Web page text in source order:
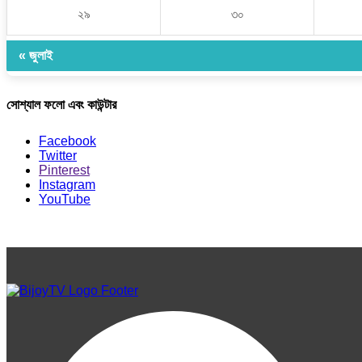
২৯ ৩০
« জুলাই
সোশ্যাল ফলো এবং কাউন্টার
Facebook
Twitter
Pinterest
Instagram
YouTube